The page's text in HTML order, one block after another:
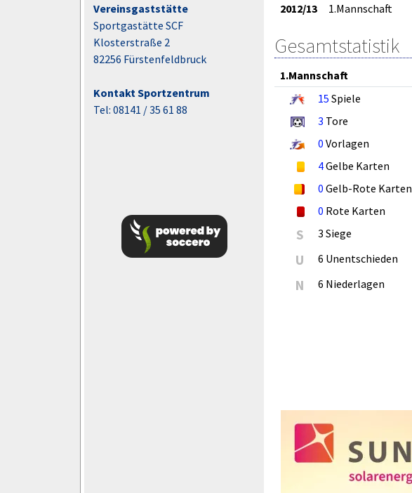
Vereinsgaststätte
Sportgastätte SCF
Klosterstraße 2
82256 Fürstenfeldbruck
Kontakt Sportzentrum
Tel: 08141 / 35 61 88
2012/13 1.Mannschaft
Gesamtstatistik
1.Mannschaft
15 Spiele
3 Tore
0 Vorlagen
4Gelbe Karten
0 Gelb-Rote Karten
0 Rote Karten
S 3 Siege
U 6 Unentschieden
N 6 Niederlagen